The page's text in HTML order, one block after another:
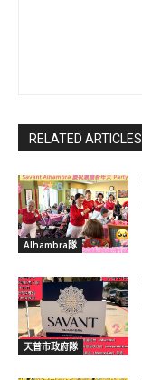
RELATED ARTICLES
Alhambra隊
天普市政府隊